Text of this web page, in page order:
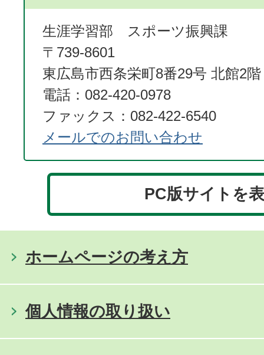
生涯学習部 スポーツ振興課
〒739-8601
東広島市西条栄町8番29号 北館2階
電話：082-420-0978
ファックス：082-422-6540
メールでのお問い合わせ
PC版サイトを
ホームページの考え方
個人情報の取り扱い